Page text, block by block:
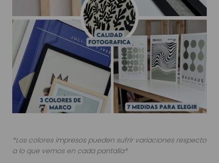
*Los colores impresos pueden sufrir variaciones respecto
a lo que vemos en cada pantalla*